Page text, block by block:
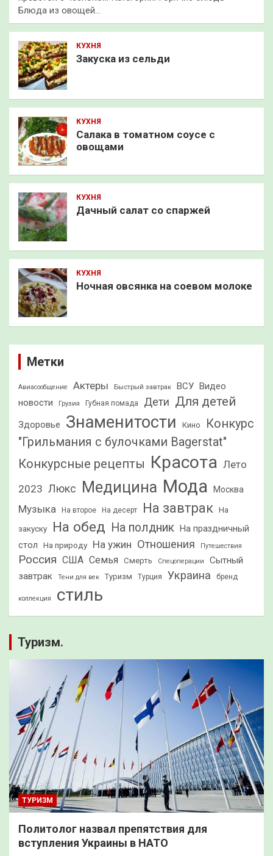
Блюда из овощей…
КУХНЯ
Закуска из сельди
КУХНЯ
Салака в томатном соусе с
овощами
КУХНЯ
Дачный салат со спаржей
КУХНЯ
Ночная овсянка на соевом молоке
Метки
Авиасообщение Актеры Быстрый завтрак ВСУ Видео
новости
Грузия Губная помада Дети Для детей
Здоровье Знаменитости Кино
Конкурс
"Грильмания с булочками Bagerstat"
Конкурсные рецепты Красота Лето
2023 Люкс Медицина Мода Москва
Музыка На второе На десерт На завтрак На
закуску На обед На полдник На праздничный
стол
На природу На ужин Отношения Путешествия
Россия США Семья Смерть Спецоперации
Сытный
завтрак
Тени для век Туризм Турция Украина бренд
коллекция стиль
Туризм.
ТУРИЗМ
Политолог назвал препятствия для
вступления Украины в НАТО